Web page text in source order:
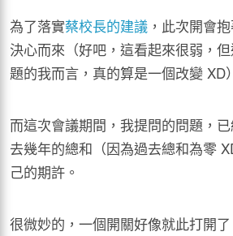
為了落實蔡校長的建議 ，此次開會
決心而來（好吧，這看起來很弱，
題的我而言，真的算是一個改變 XD）
而這次會議期間，我提問的問題，
去幾年的總和（因為過去總和為零
己的期許。
很微妙的，一個開關好像就此打開